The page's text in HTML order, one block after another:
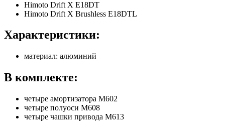
Himoto Drift X E18DT
Himoto Drift X Brushless E18DTL
Характеристики:
материал: алюминий
В комплекте:
четыре амортизатора M602
четыре полуоси M608
четыре чашки привода M613